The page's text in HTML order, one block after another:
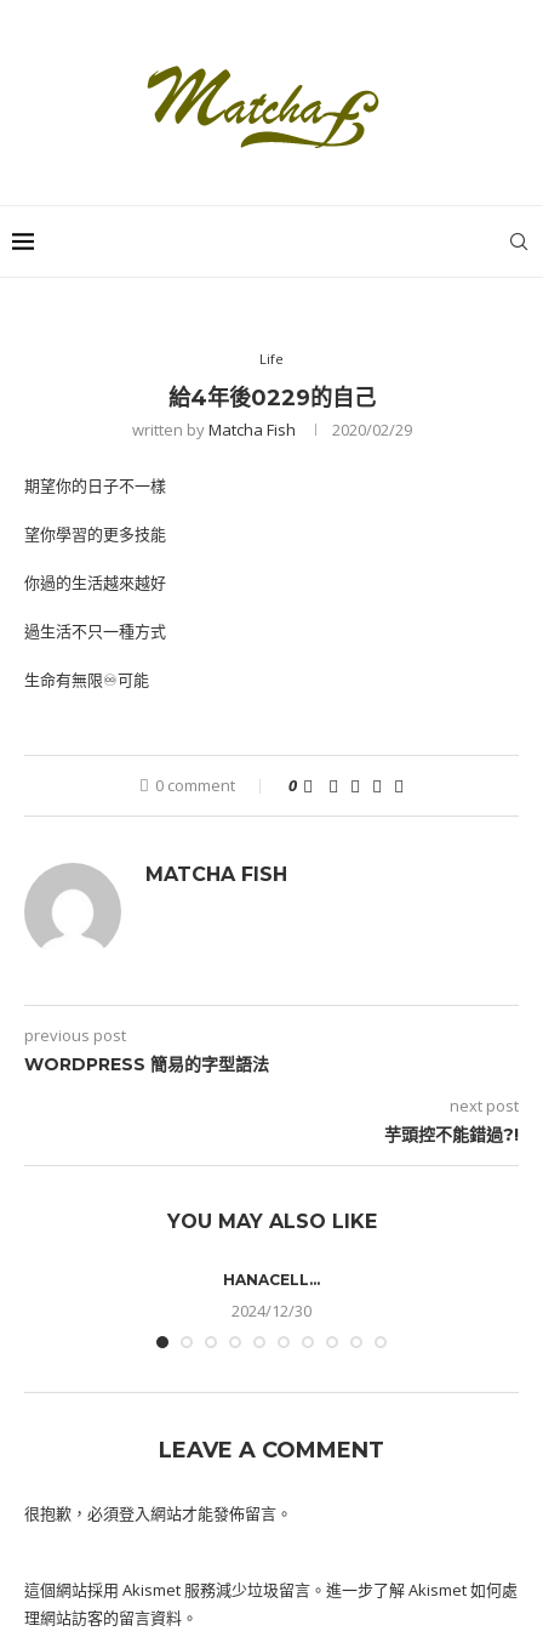
Life
給4年後0229的自己
written byMatcha Fish 2020/02/29
期望你的日子不一樣
望你學習的更多技能
你過的生活越來越好
過生活不只一種方式
生命有無限♾可能
0 comment 0
MATCHA FISH
previous post
WORDPRESS 簡易的字型語法
next post
芋頭控不能錯過?!
YOU MAY ALSO LIKE
HANACELL...
2024/12/30
LEAVE A COMMENT
很抱歉，必須登入網站才能發佈留言。
這個網站採用 Akismet 服務減少垃圾留言。 進一步了解 Akismet 如何處
理網站訪客的留言資料 。